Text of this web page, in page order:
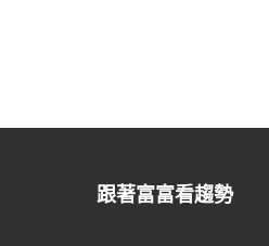
跟著富富看趨勢